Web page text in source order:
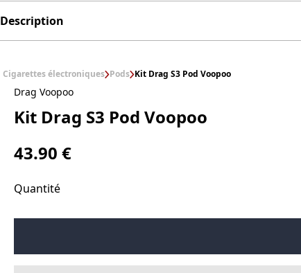
Description
Cigarettes électroniques Pods Kit Drag S3 Pod Voopoo
Drag Voopoo
Kit Drag S3 Pod Voopoo
43.90 €
Quantité